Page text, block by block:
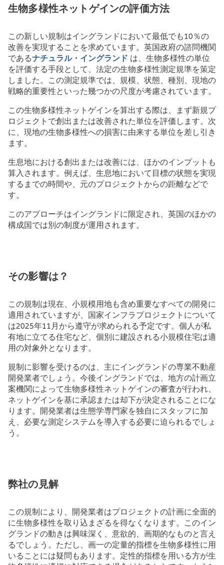
生物多様性ネットゲインの評価方法
この新しい規制はイングランドにおいて最低でも10％の
改善を実現することを求めています。英国政府の諮問機関
であるナチュラル・イングランド は、生物多様性の単位
を評価する手段として、法定の生物多様性測定規準を策定
しました。この測定規準では、規模、状態、種別、現地の
戦略的重要性といった幾つかの尺度が考慮されています。
この生物多様性ネットゲインを算出する際は、まず新規プ
ロジェクトで創出または改善された単位を評価します。次
に、現地の生物多様性への損害に由来する単位を差し引き
ます。
生息地における創出または改善には、ほかのインプットも
算入されます。例えば、生息地において目標の状態を実現
するまでの時間や、元のプロジェクトからの距離などで
す。
このアプローチはイングランドに限定され、英国のほかの
構成国では別の制度が運用されます。
その影響は？
この規制は現在、小規模用地も含め重要なすべての開発に
適用されていますが、国家インフラプロジェクトについて
は2025年11月から遵守が求められる予定です。個人が私
有地に立てる住宅など、個別に建設される小規模住宅は適
用の対象外となります。
規制に影響を受けるのは、主にイングランドの専業不動産
開発業者でしょう。今後イングランドでは、地方の計画立
案機関によって生物多様性ネットゲインの審査が行われ、
ネットゲインを基に承認または却下が決定されることにな
ります。開発業者は生態学専門家を独自にスタッフに加
え、必要な測定システムを導入する必要に迫られるでしょ
う。
弊社の見解
この規制により、開発業者はプロジェクトの計画に全面的
に生物多様性を取り込まざるを得なくなります。このイン
グランドの動きは興味深く、意欲的、画期的なものと言え
るでしょう。ただし、画一の定量的指標を生物多様性に用
いることには疑問もあります。定性的指標を用いる方が生